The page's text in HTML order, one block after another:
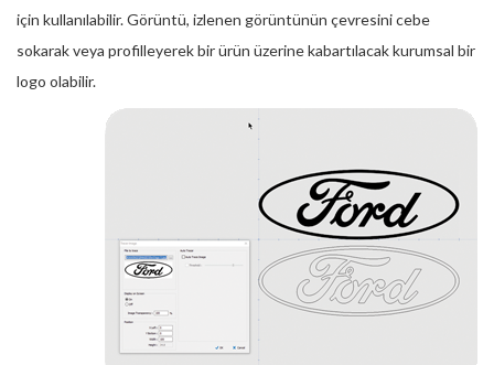
için kullanılabilir. Görüntü, izlenen görüntünün çevresini cebe
sokarak veya profilleyerek bir ürün üzerine kabartılacak kurumsal bir
logo olabilir.